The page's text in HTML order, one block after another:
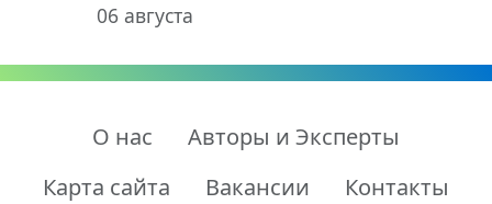
06 августа
О нас
Авторы и Эксперты
Карта сайта
Вакансии Контакты